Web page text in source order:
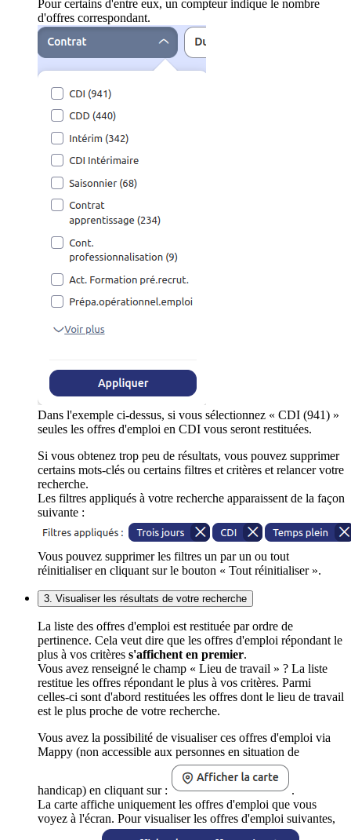
Pour certains d'entre eux, un compteur indique le nombre
d'offres correspondant.
Dans l'exemple ci-dessus, si vous sélectionnez « CDI (941) »
seules les offres d'emploi en CDI vous seront restituées.
Si vous obtenez trop peu de résultats, vous pouvez supprimer
certains mots-clés ou certains filtres et critères et relancer votre
recherche.
Les filtres appliqués à votre recherche apparaissent de la façon
suivante :
Vous pouvez supprimer les filtres un par un ou tout
réinitialiser en cliquant sur le bouton « Tout réinitialiser ».
3. Visualiser les résultats de votre recherche
La liste des offres d'emploi est restituée par ordre de
pertinence. Cela veut dire que les offres d'emploi répondant le
plus à vos critères s'affichent en premier.
Vous avez renseigné le champ « Lieu de travail » ? La liste
restitue les offres répondant le plus à vos critères. Parmi
celles-ci sont d'abord restituées les offres dont le lieu de travail
est le plus proche de votre recherche.
Vous avez la possibilité de visualiser ces offres d'emploi via
Mappy (non accessible aux personnes en situation de
handicap) en cliquant sur :
.
La carte affiche uniquement les offres d'emploi que vous
voyez à l'écran. Pour visualiser les offres d'emploi suivantes,